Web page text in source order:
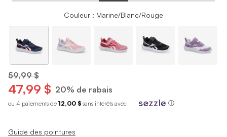
Couleur : Marine/Blanc/Rouge
59,99 $
47,99 $ 20% de rabais
ou 4 paiements de 12,00 $ sans intérêts avec ⓘ
Guide des pointures